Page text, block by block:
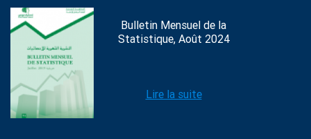
Bulletin Mensuel de la
Statistique, Août 2024
Lire la suite